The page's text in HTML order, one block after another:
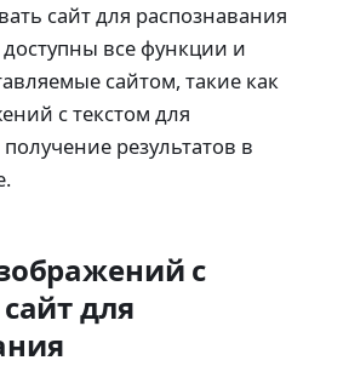
сайт для распознавания
доступны все функции и
сайтом, такие как
с текстом для
результатов в
с
для